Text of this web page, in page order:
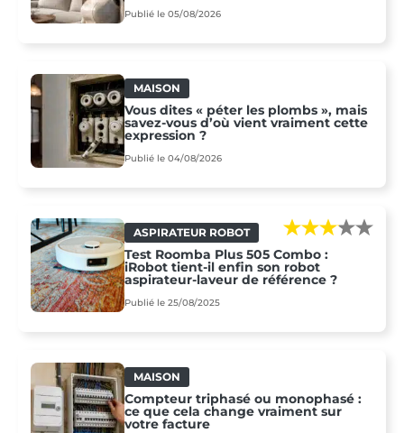
Publié le 05/08/2026
MAISON
Vous dites « péter les plombs », mais
savez-vous d’où vient vraiment cette
expression ?
Publié le 04/08/2026
ASPIRATEUR ROBOT
Test Roomba Plus 505 Combo :
iRobot tient-il enfin son robot
aspirateur-laveur de référence ?
Publié le 25/08/2025
MAISON
Compteur triphasé ou monophasé :
ce que cela change vraiment sur
votre facture